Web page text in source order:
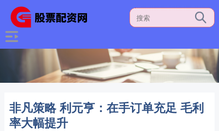
非凡策略 利元亨：在手订单充足 毛利
率大幅提升